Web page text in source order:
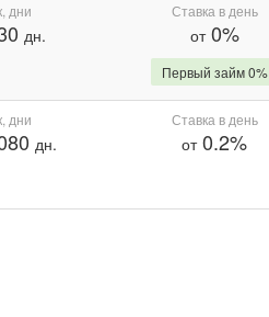
дни
дн.
Ставка в день
от0%
Первый займ 0%
дни
дн.
Ставка в день
от0.2%